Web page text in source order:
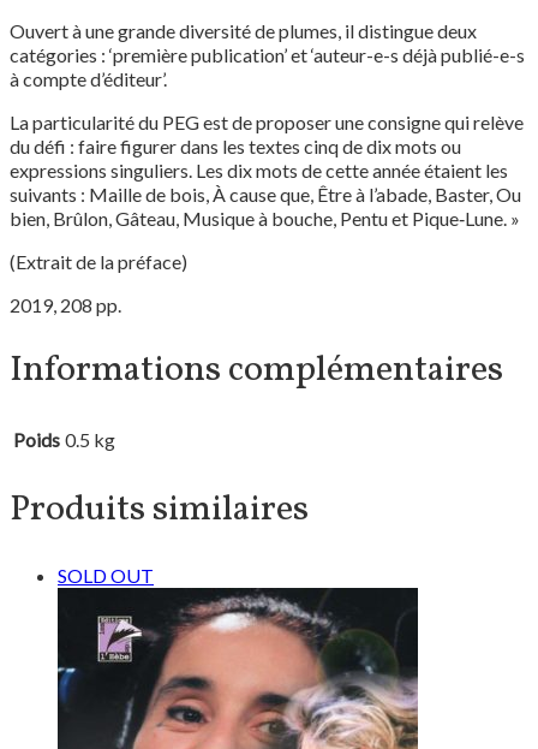
Ouvert à une grande diversité de plumes, il distingue deux
catégories : ‘première publication’ et ‘auteur-e-s déjà publié-e-s
à compte d’éditeur’.
La particularité du PEG est de proposer une consigne qui relève
du défi : faire figurer dans les textes cinq de dix mots ou
expressions singuliers. Les dix mots de cette année étaient les
suivants : Maille de bois, À cause que, Être à l’abade, Baster, Ou
bien, Brûlon, Gâteau, Musique à bouche, Pentu et Pique‑Lune. »
(Extrait de la préface)
2019, 208 pp.
Informations complémentaires
Poids 0.5 kg
Produits similaires
SOLD OUT